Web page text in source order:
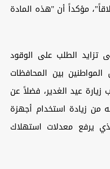
مؤكداً أن "هذه المادة
تزايد الطلب على الوقود
بين المحافظات
عيد الغدير، فضلاً عن
من زيادة استخدام أجهزة
يرفع معدلات استهلاك